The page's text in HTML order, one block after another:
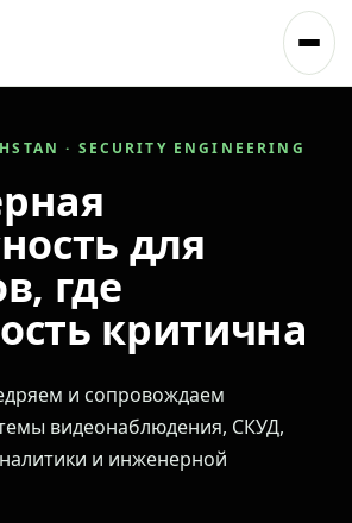
· SECURITY ENGINEERING
для
где
критична
и сопровождаем
видеонаблюдения, СКУД,
и инженерной